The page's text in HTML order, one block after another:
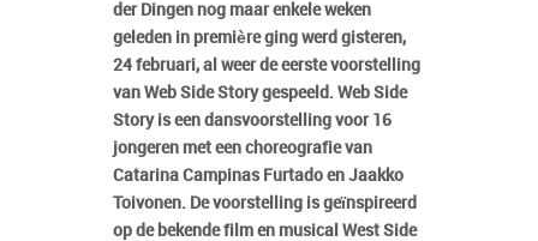
der Dingen nog maar enkele weken
geleden in première ging werd gisteren,
24 februari, al weer de eerste voorstelling
van Web Side Story gespeeld. Web Side
Story is een dansvoorstelling voor 16
jongeren met een choreografie van
Catarina Campinas Furtado en Jaakko
Toivonen. De voorstelling is geïnspireerd
op de bekende film en musical West Side